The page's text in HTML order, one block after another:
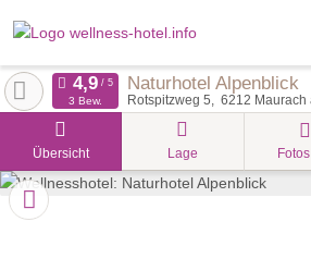
Naturhotel Alpenblick
Rotspitzweg 5 6212 Maurach
3 Bew.
Übersicht Lage Fotos